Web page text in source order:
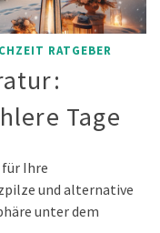
RATGEBER
Tage
Ihre
und alternative
unter dem